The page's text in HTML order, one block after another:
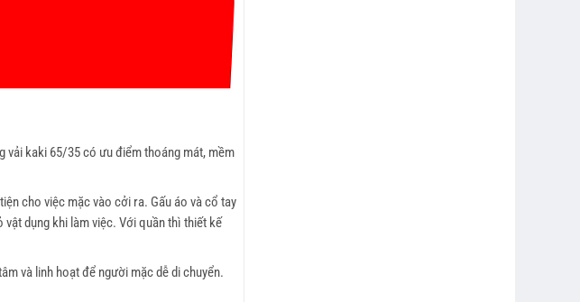
vải kaki 65/35 có ưu điểm thoáng mát, mềm
cho việc mặc vào cởi ra. Gấu áo và cổ tay
dụng khi làm việc. Với quần thì thiết kế
và linh hoạt để người mặc dễ di chuyển.